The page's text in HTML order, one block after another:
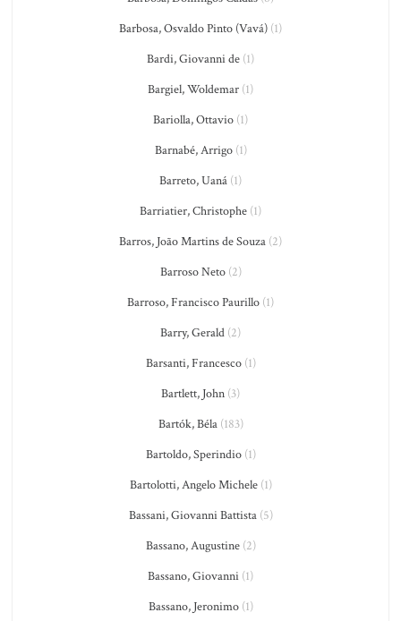
Barbosa, Osvaldo Pinto (Vavá) (1)
Bardi, Giovanni de (1)
Bargiel, Woldemar (1)
Bariolla, Ottavio (1)
Barnabé, Arrigo(1)
Barreto, Uaná (1)
Barriatier, Christophe (1)
Barros, João Martins de Souza (2)
Barroso Neto(2)
Barroso, Francisco Paurillo (1)
Barry, Gerald (2)
Barsanti, Francesco(1)
Bartlett, John (3)
Bartók, Béla(183)
Bartoldo, Sperindio(1)
Bartolotti, Angelo Michele(1)
Bassani, Giovanni Battista(5)
Bassano, Augustine(2)
Bassano, Giovanni (1)
Bassano, Jeronimo(1)